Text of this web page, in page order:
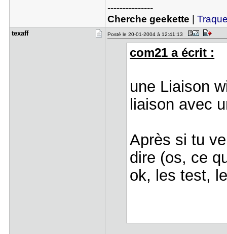
---------------
Cherche geekette
texaff Posté le 20-01-2004 à 12:41:13
com21 a écrit :
une Liaison
liaison avec
Après si tu
dire (os, ce
ok, les test,